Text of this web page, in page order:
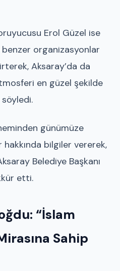
Erol Güzel ise
organizasyonlar
Aksaray’da da
en güzel şekilde
söyledi.
günümüze
bilgiler vererek,
Belediye Başkanı
etti.
“İslam
Sahip